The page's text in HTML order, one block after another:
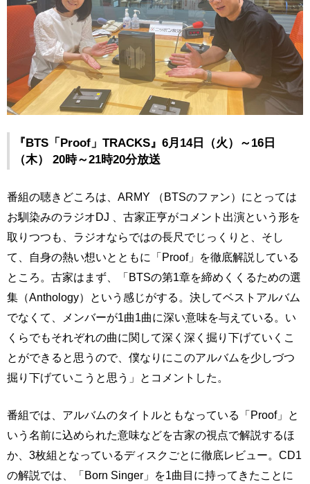
『BTS「Proof」TRACKS』6月14日（火）～16日
（木） 20時～21時20分放送
番組の聴きどころは、ARMY （BTSのファン）にとっては
お馴染みのラジオDJ 、古家正亨がコメント出演という形を
取りつつも、ラジオならではの長尺でじっくりと、そし
て、自身の熱い想いとともに「Proof」を徹底解説している
ところ。古家はまず、「BTSの第1章を締めくくるための選
集（Anthology）という感じがする。決してベストアルバム
でなくて、メンバーが1曲1曲に深い意味を与えている。い
くらでもそれぞれの曲に関して深く深く掘り下げていくこ
とができると思うので、僕なりにこのアルバムを少しづつ
掘り下げていこうと思う」とコメントした。
番組では、アルバムのタイトルともなっている「Proof」と
いう名前に込められた意味などを古家の視点で解説するほ
か、3枚組となっているディスクごとに徹底レビュー。CD1
の解説では、「Born Singer」を1曲目に持ってきたことに